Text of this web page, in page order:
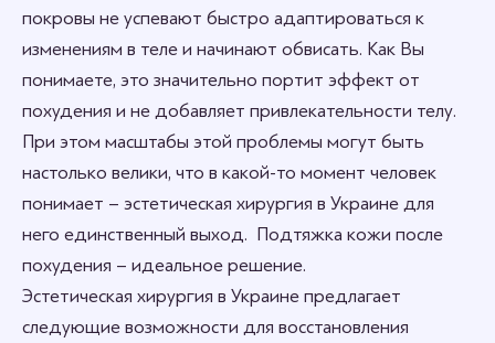
покровы не успевают быстро адаптироваться к
изменениям в теле и начинают обвисать. Как Вы
понимаете, это значительно портит эффект от
похудения и не добавляет привлекательности телу.
При этом масштабы этой проблемы могут быть
настолько велики, что в какой-то момент человек
понимает – эстетическая хирургия в Украине для
него единственный выход. Подтяжка кожи после
похудения – идеальное решение.
Эстетическая хирургия в Украине предлагает
следующие возможности для восстановления